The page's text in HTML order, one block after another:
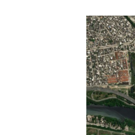
O
novo
do
terreno
da
Marinha
em
Duque
de